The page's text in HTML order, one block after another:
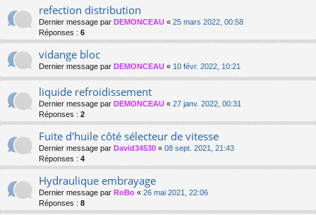
refection distribution
Dernier message par DEMONCEAU « 25 mars 2022, 00:58
Réponses : 6
vidange bloc
Dernier message par DEMONCEAU « 10 févr. 2022, 10:21
liquide refroidissement
Dernier message par DEMONCEAU « 27 janv. 2022, 00:31
Réponses : 2
Fuite d'huile côté sélecteur de vitesse
Dernier message par David34530 « 08 sept. 2021, 21:43
Réponses : 4
Hydraulique embrayage
Dernier message par RoBo « 26 mai 2021, 22:06
Réponses : 8